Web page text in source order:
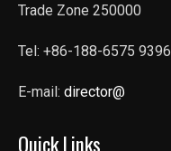
Trade Zone 250000
Tel: +86-188-6575 9396
E-mail: director@
Quick Links